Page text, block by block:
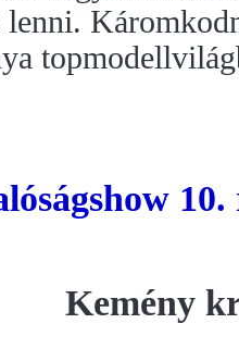
lenni.
Kemény